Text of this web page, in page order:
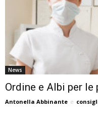
News
Ordine e Albi per
Antonella Abbinante e